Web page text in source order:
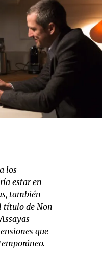
los
estar en
también
título de Non
que